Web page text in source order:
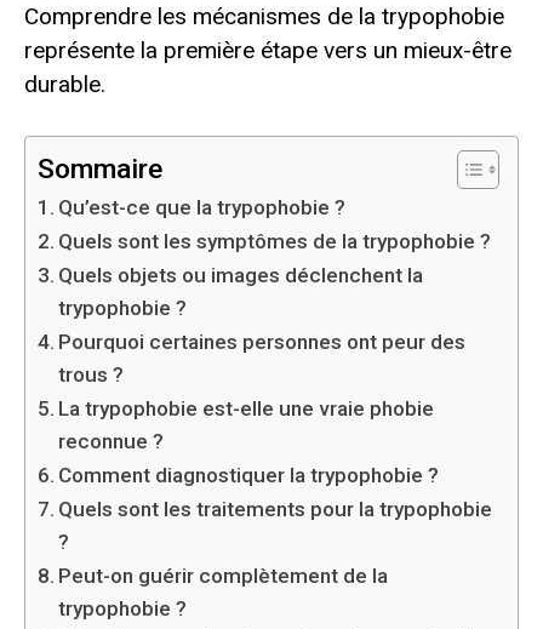
Comprendre les mécanismes de la trypophobie
représente la première étape vers un mieux-être
durable.
Sommaire
Qu’est-ce que la trypophobie ?
Quels sont les symptômes de la trypophobie ?
Quels objets ou images déclenchent la
trypophobie ?
Pourquoi certaines personnes ont peur des
trous ?
La trypophobie est-elle une vraie phobie
reconnue ?
Comment diagnostiquer la trypophobie ?
Quels sont les traitements pour la trypophobie
?
Peut-on guérir complètement de la
trypophobie ?